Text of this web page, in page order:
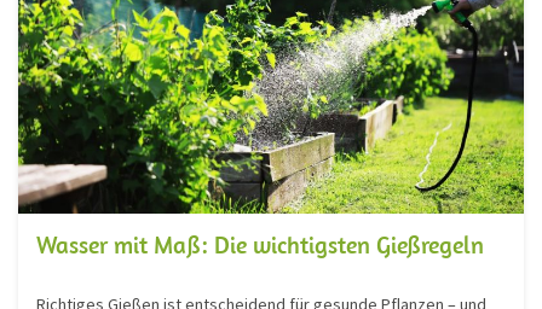
Wasser mit Maß: Die wichtigsten Gießregeln
Richtiges Gießen ist entscheidend für gesunde Pflanzen – und